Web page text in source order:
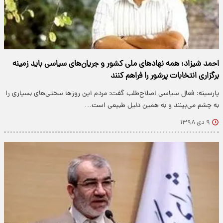
احمد شیزاد: همه نهاد‌های ملی کشور و جریان‌های سیاسی باید زمینه
برگزاری انتخابات پرشور را فراهم کنند
پارسینه: فعال سیاسی اصلاح‌طلب گفت: مردم این روز‌ها سختی‌های بسیاری را
به چشم می‌بینند و به همین دلیل طبیعی است…
۹ دی ۱۳۹۸